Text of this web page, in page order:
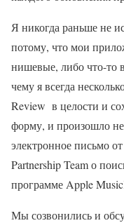
Я никогда раньше не
потому, что мои
нишевые, либо что-то
чему я всегда
Review в целости и
форму, и произошло
электронное письмо
Partnership Team о
программе Apple
Мы созвонились и